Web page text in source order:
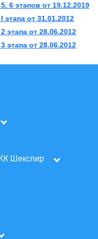
6 этапов от 19.12.2019
этапа от 31.01.2012
этапа от 28.06.2012
этапа от 28.06.2012
Шекспир